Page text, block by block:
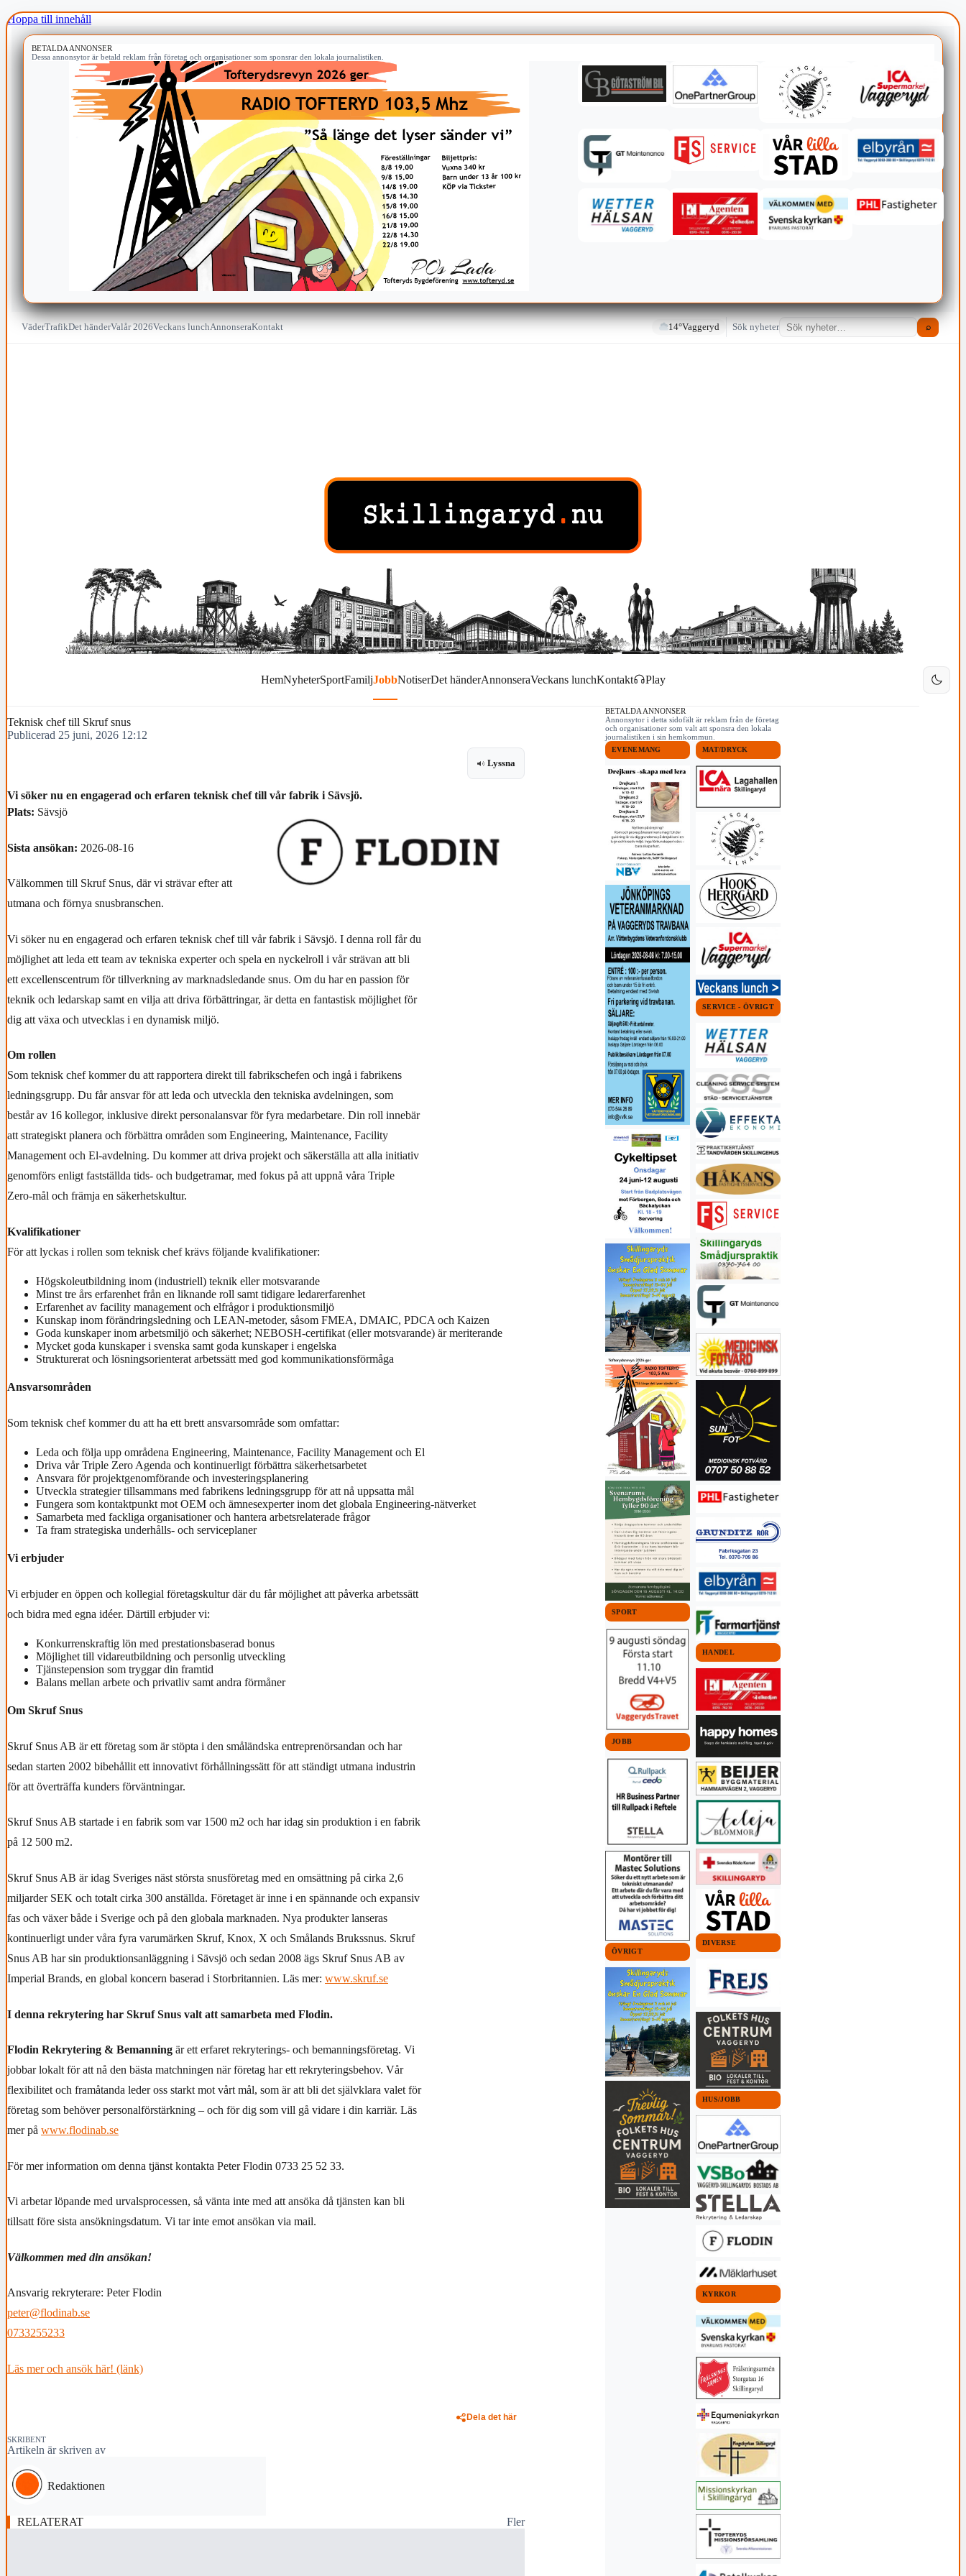
Hoppa till innehåll
BETALDA ANNONSER
Dessa annonsytor är betald reklam från företag och organisationer som sponsrar den lokala journalistiken.
VäderTrafikDet händerValår 2026Veckans lunchAnnonseraKontakt 14°Vaggeryd Sök nyheter ⌕
HemNyheterSportFamiljJobbNotiserDet händerAnnonseraVeckans lunchKontakt Play
Teknisk chef till Skruf snus
Publicerad 25 juni, 2026 12:12
Lyssna
Vi söker nu en engagerad och erfaren teknisk chef till vår fabrik i Sävsjö.
Plats: Sävsjö
Sista ansökan: 2026-08-16
Välkommen till Skruf Snus, där vi strävar efter att
utmana och förnya snusbranschen.
Vi söker nu en engagerad och erfaren teknisk chef till vår fabrik i Sävsjö. I denna roll får du
möjlighet att leda ett team av tekniska experter och spela en nyckelroll i vår strävan att bli
ett excellenscentrum för tillverkning av marknadsledande snus. Om du har en passion för
teknik och ledarskap samt en vilja att driva förbättringar, är detta en fantastisk möjlighet för
dig att växa och utvecklas i en dynamisk miljö.
Om rollen
Som teknisk chef kommer du att rapportera direkt till fabrikschefen och ingå i fabrikens
ledningsgrupp. Du får ansvar för att leda och utveckla den tekniska avdelningen, som
består av 16 kollegor, inklusive direkt personalansvar för fyra medarbetare. Din roll innebär
att strategiskt planera och förbättra områden som Engineering, Maintenance, Facility
Management och El-avdelning. Du kommer att driva projekt och säkerställa att alla initiativ
genomförs enligt fastställda tids- och budgetramar, med fokus på att uppnå våra Triple
Zero-mål och främja en säkerhetskultur.
Kvalifikationer
För att lyckas i rollen som teknisk chef krävs följande kvalifikationer:
Högskoleutbildning inom (industriell) teknik eller motsvarande
Minst tre års erfarenhet från en liknande roll samt tidigare ledarerfarenhet
Erfarenhet av facility management och elfrågor i produktionsmiljö
Kunskap inom förändringsledning och LEAN-metoder, såsom FMEA, DMAIC, PDCA och Kaizen
Goda kunskaper inom arbetsmiljö och säkerhet; NEBOSH-certifikat (eller motsvarande) är meriterande
Mycket goda kunskaper i svenska samt goda kunskaper i engelska
Strukturerat och lösningsorienterat arbetssätt med god kommunikationsförmåga
Ansvarsområden
Som teknisk chef kommer du att ha ett brett ansvarsområde som omfattar:
Leda och följa upp områdena Engineering, Maintenance, Facility Management och El
Driva vår Triple Zero Agenda och kontinuerligt förbättra säkerhetsarbetet
Ansvara för projektgenomförande och investeringsplanering
Utveckla strategier tillsammans med fabrikens ledningsgrupp för att nå uppsatta mål
Fungera som kontaktpunkt mot OEM och ämnesexperter inom det globala Engineering-nätverket
Samarbeta med fackliga organisationer och hantera arbetsrelaterade frågor
Ta fram strategiska underhålls- och serviceplaner
Vi erbjuder
Vi erbjuder en öppen och kollegial företagskultur där du får möjlighet att påverka arbetssätt
och bidra med egna idéer. Därtill erbjuder vi:
Konkurrenskraftig lön med prestationsbaserad bonus
Möjlighet till vidareutbildning och personlig utveckling
Tjänstepension som tryggar din framtid
Balans mellan arbete och privatliv samt andra förmåner
Om Skruf Snus
Skruf Snus AB är ett företag som är stöpta i den småländska entreprenörsandan och har
sedan starten 2002 bibehållit ett innovativt förhållningssätt för att ständigt utmana industrin
för att överträffa kunders förväntningar.
Skruf Snus AB startade i en fabrik som var 1500 m2 och har idag sin produktion i en fabrik
på 12 500 m2.
Skruf Snus AB är idag Sveriges näst största snusföretag med en omsättning på cirka 2,6
miljarder SEK och totalt cirka 300 anställda. Företaget är inne i en spännande och expansiv
fas och växer både i Sverige och på den globala marknaden. Nya produkter lanseras
kontinuerligt under våra fyra varumärken Skruf, Knox, X och Smålands Brukssnus. Skruf
Snus AB har sin produktionsanläggning i Sävsjö och sedan 2008 ägs Skruf Snus AB av
Imperial Brands, en global koncern baserad i Storbritannien. Läs mer: www.skruf.se
I denna rekrytering har Skruf Snus valt att samarbeta med Flodin.
Flodin Rekrytering & Bemanning är ett erfaret rekryterings- och bemanningsföretag. Vi
jobbar lokalt för att nå den bästa matchningen när företag har ett rekryteringsbehov. Vår
flexibilitet och framåtanda leder oss starkt mot vårt mål, som är att bli det självklara valet för
företag som behöver personalförstärkning – och för dig som vill gå vidare i din karriär. Läs
mer på www.flodinab.se
För mer information om denna tjänst kontakta Peter Flodin 0733 25 52 33.
Vi arbetar löpande med urvalsprocessen, så vänta inte med att ansöka då tjänsten kan bli
tillsatt före sista ansökningsdatum. Vi tar inte emot ansökan via mail.
Välkommen med din ansökan!
Ansvarig rekryterare: Peter Flodin
peter@flodinab.se
0733255233
Läs mer och ansök här! (länk)
Dela det här
SKRIBENT
Artikeln är skriven av
Redaktionen
RELATERAT Fler
BETALDA ANNONSER
Annonsytor i detta sidofält är reklam från de företag
och organisationer som valt att sponsra den lokala
journalistiken i sin hemkommun.
EVENEMANG
SPORT
JOBB
ÖVRIGT
MAT/DRYCK
SERVICE - ÖVRIGT
HANDEL
DIVERSE
HUS/JOBB
KYRKOR